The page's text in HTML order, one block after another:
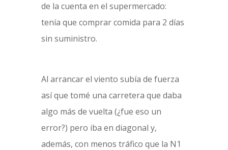
de la cuenta en el supermercado:
tenía que comprar comida para 2 días
sin suministro.
Al arrancar el viento subía de fuerza
así que tomé una carretera que daba
algo más de vuelta (¿fue eso un
error?) pero iba en diagonal y,
además, con menos tráfico que la N1